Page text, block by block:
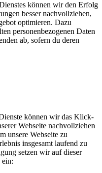
können wir den Erfolg
besser nachvollziehen,
optimieren. Dazu
personenbezogenen Daten
ab, sofern du deren
können wir das Klick-
Webseite nachvollziehen
unsere Webseite zu
insgesamt laufend zu
setzen wir auf dieser
ein: